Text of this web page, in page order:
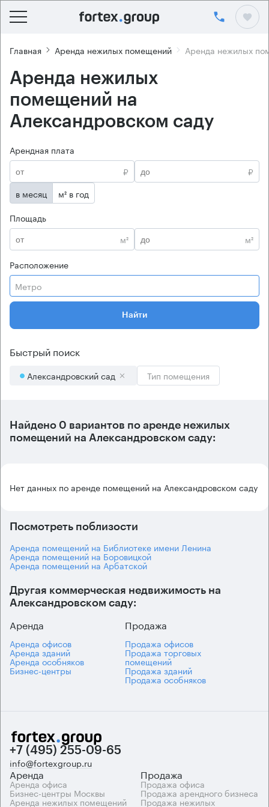
Главная Аренда нежилых помещений Аренда нежилых
Аренда нежилых
помещений на
Александровском саду
Арендная плата
₽
₽
в месяц
м² в год
Площадь
м²
м²
Расположение
Метро
Найти
Быстрый поиск
Александровский сад Тип помещения
Найдено 0 вариантов по аренде нежилых
помещений на Александровском саду:
Нет данных по аренде помещений на Александровском саду
Посмотреть поблизости
Аренда помещений на Библиотеке имени Ленина
Аренда помещений на Боровицкой
Аренда помещений на Арбатской
Другая коммерческая недвижимость на
Александровском саду:
Аренда
Аренда офисов
Аренда зданий
Аренда особняков
Бизнес-центры
Продажа
Продажа офисов
Продажа торговых
помещений
Продажа зданий
Продажа особняков
+7 (495) 255-09-65
info@fortexgroup.ru
Аренда
Аренда офиса
Бизнес-центры Москвы
Аренда нежилых помещений
Продажа
Продажа офиса
Продажа арендного бизнеса
Продажа нежилых